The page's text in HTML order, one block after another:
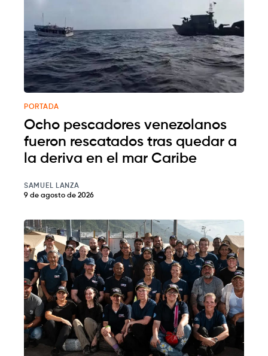
PORTADA
Ocho pescadores venezolanos
fueron rescatados tras quedar a
la deriva en el mar Caribe
SAMUEL LANZA
9 de agosto de 2026